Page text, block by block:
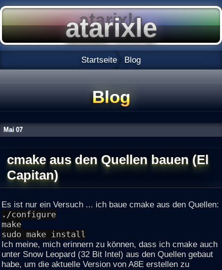
Startseite Blog
Blog
Mai 07
cmake aus den Quellen bauen (El
Capitan)
Es ist nur ein Versuch ... ich baue cmake aus den Quellen:
./configure
make
sudo make install
Ich meine, mich erinnern zu können, dass ich cmake auch
unter Snow Leopard (32 Bit Intel) aus den Quellen gebaut
habe, um die aktuelle Version von A8E erstellen zu